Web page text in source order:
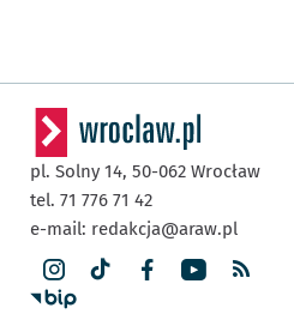
pl. Solny 14, 50-062 Wrocław
tel. 71 776 71 42
e-mail: redakcja@araw.pl